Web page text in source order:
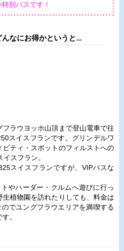
別パスです！
んなにお得かというと...
ラウヨッホ山頂まで登山電車で往
スイスフランです。グリンデルワ
ビティ・スポットのフィルストへの
スフラン。
スイスフランですが、VIPパスな
やハーダー・クルムへ遊びに行っ
植物園を訪れたりしても、料金は
でユングフラウエリアを満喫する
。